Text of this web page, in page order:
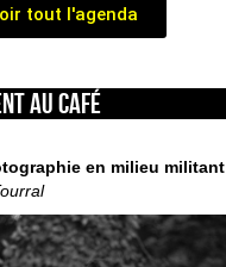
tout l'agenda
au café
en milieu militant